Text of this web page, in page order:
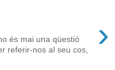
›
és mai una qüestió
referir-nos al seu cos,